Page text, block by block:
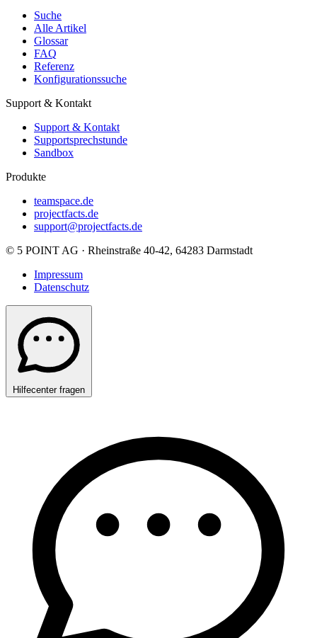
Suche
Alle Artikel
Glossar
FAQ
Referenz
Konfigurationssuche
Support & Kontakt
Support & Kontakt
Supportsprechstunde
Sandbox
Produkte
teamspace.de
projectfacts.de
support@projectfacts.de
© 5 POINT AG · Rheinstraße 40-42, 64283 Darmstadt
Impressum
Datenschutz
Hilfecenter fragen